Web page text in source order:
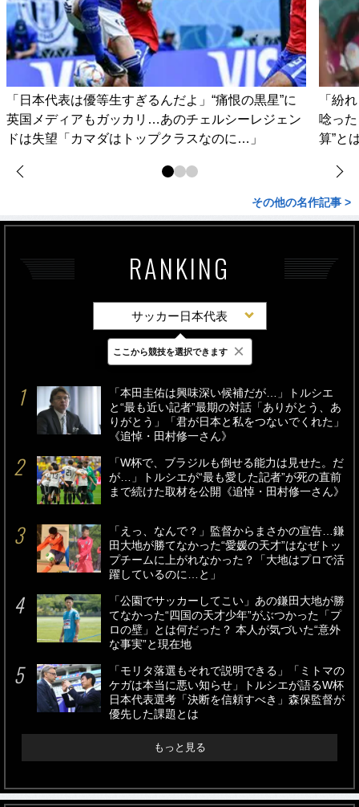
「日本代表は優等生すぎるんだよ」“痛恨の黒星”に
英国メディアもガッカリ…あのチェルシーレジェン
ドは失望「カマダはトップクラスなのに…」
「紛
唸っ
算”と
その他の名作記事 >
RANKING
サッカー日本代表
最新 24時間 週間
「本田圭佑は興味深い候補だが…」トルシエ
と“最も近い記者”最期の対話「ありがとう、あ
りがとう」「君が日本と私をつないでくれた」
《追悼・田村修一さん》
「W杯で、ブラジルも倒せる能力は見せた。だ
が…」トルシエが“最も愛した記者”が死の直前
まで続けた取材を公開《追悼・田村修一さん》
「えっ、なんで？」監督からまさかの宣告…鎌
田大地が勝てなかった“愛媛の天才”はなぜトッ
プチームに上がれなかった？「大地はプロで活
躍しているのに…と」
「公園でサッカーしてこい」あの鎌田大地が勝
てなかった“四国の天才少年”がぶつかった「プ
ロの壁」とは何だった？ 本人が気づいた“意外
な事実”と現在地
「モリタ落選もそれで説明できる」「ミトマの
ケガは本当に悪い知らせ」トルシエが語るW杯
日本代表選考「決断を信頼すべき」森保監督が
優先した課題とは
もっと見る
ここから競技を選択できます ×